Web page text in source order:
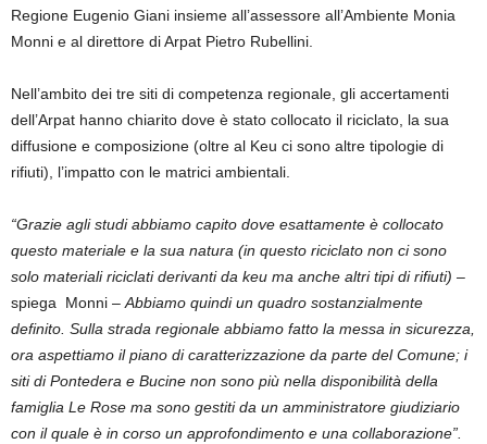
Regione Eugenio Giani insieme all’assessore all’Ambiente Monia
Monni e al direttore di Arpat Pietro Rubellini.
Nell’ambito dei tre siti di competenza regionale, gli accertamenti
dell’Arpat hanno chiarito dove è stato collocato il riciclato, la sua
diffusione e composizione (oltre al Keu ci sono altre tipologie di
rifiuti), l’impatto con le matrici ambientali.
“Grazie agli studi abbiamo capito dove esattamente è collocato
questo materiale e la sua natura (in questo riciclato non ci sono
solo materiali riciclati derivanti da keu ma anche altri tipi di rifiuti) –
spiega Monni – Abbiamo quindi un quadro sostanzialmente
definito. Sulla strada regionale abbiamo fatto la messa in sicurezza,
ora aspettiamo il piano di caratterizzazione da parte del Comune; i
siti di Pontedera e Bucine non sono più nella disponibilità della
famiglia Le Rose ma sono gestiti da un amministratore giudiziario
con il quale è in corso un approfondimento e una collaborazione”.